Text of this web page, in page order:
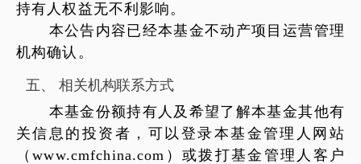
持有人权益无不利影响。
本公告内容已经本基金不动产项目运营管理
机构确认。
五、
相关机构联系方式
本基金份额持有人及希望了解本基金其他有
关信息的投资者，可以登录本基金管理人网站
（www.cmfchina.com ）或拨打基金管理人客户